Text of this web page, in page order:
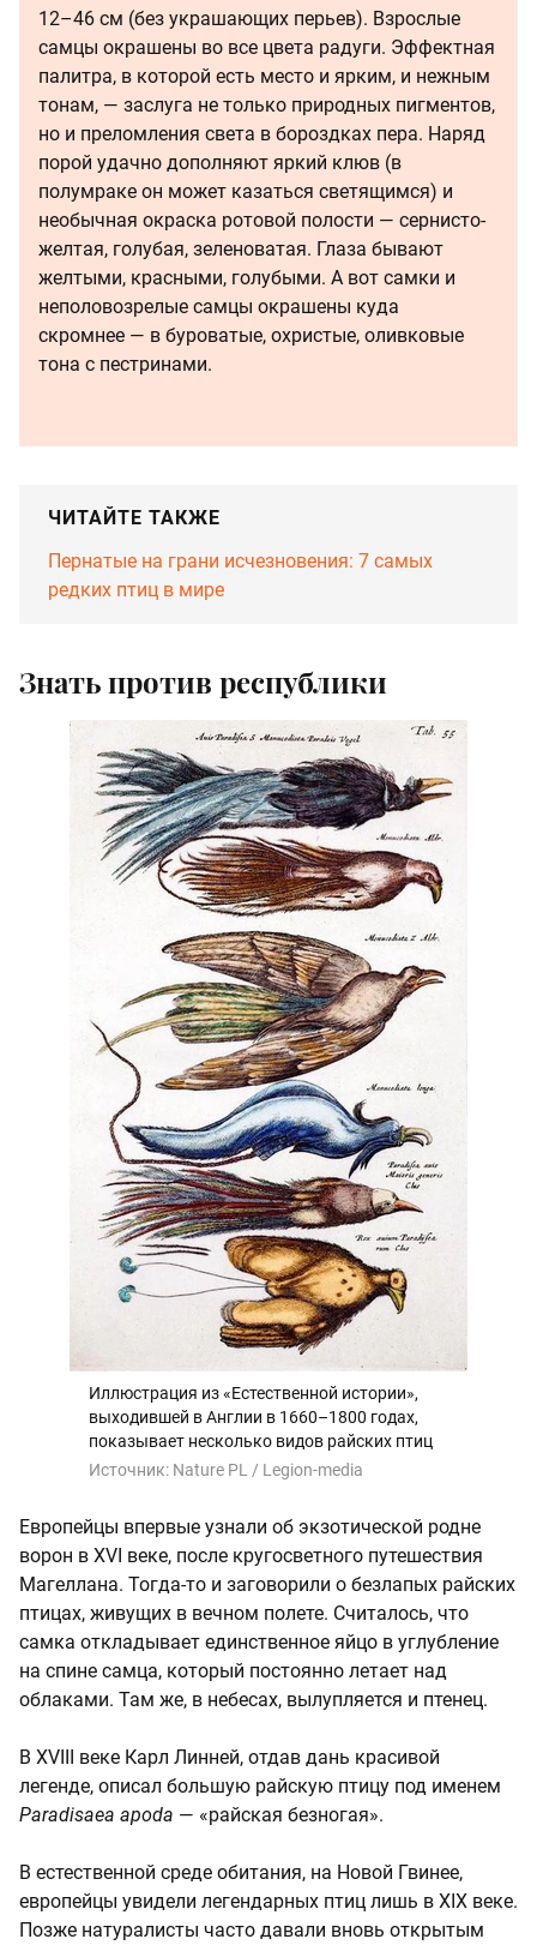
12–46 см (без украшающих перьев). Взрослые
самцы окрашены во все цвета радуги. Эффектная
палитра, в которой есть место и ярким, и нежным
тонам, — заслуга не только природных пигментов,
но и преломления света в бороздках пера. Наряд
порой удачно дополняют яркий клюв (в
полумраке он может казаться светящимся) и
необычная окраска ротовой полости — сернисто-
желтая, голубая, зеленоватая. Глаза бывают
желтыми, красными, голубыми. А вот самки и
неполовозрелые самцы окрашены куда
скромнее — в буроватые, охристые, оливковые
тона с пестринами.
ЧИТАЙТЕ ТАКЖЕ
Пернатые на грани исчезновения: 7 самых
редких птиц в мире
Знать против республики
Иллюстрация из «Естественной истории»,
выходившей в Англии в 1660–1800 годах,
показывает несколько видов райских птиц
Источник: Nature PL / Legion-media
Европейцы впервые узнали об экзотической родне
ворон в XVI веке, после кругосветного путешествия
Магеллана. Тогда-то и заговорили о безлапых райских
птицах, живущих в вечном полете. Считалось, что
самка откладывает единственное яйцо в углубление
на спине самца, который постоянно летает над
облаками. Там же, в небесах, вылупляется и птенец.
В XVIII веке Карл Линней, отдав дань красивой
легенде, описал большую райскую птицу под именем
Paradisaea apoda — «райская безногая».
В естественной среде обитания, на Новой Гвинее,
европейцы увидели легендарных птиц лишь в XIX веке.
Позже натуралисты часто давали вновь открытым